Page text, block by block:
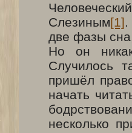
Слезиным[1].
две фазы
Но он
Случилось
пришёл
начать
несколько